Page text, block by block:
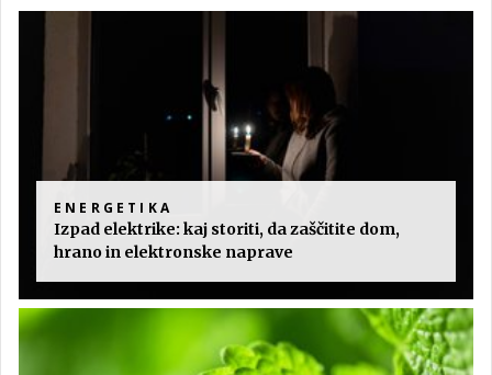
ENERGETIKA
Izpad elektrike: kaj storiti, da zaščitite dom,
hrano in elektronske naprave